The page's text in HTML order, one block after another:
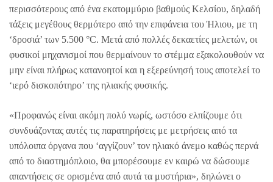
περισσότερους από ένα εκατομμύριο βαθμούς Κελσίου, δηλαδή
τάξεις μεγέθους θερμότερο από την επιφάνεια του Ήλιου, με τη
‘δροσιά’ των 5.500 °C. Μετά από πολλές δεκαετίες μελετών, οι
φυσικοί μηχανισμοί που θερμαίνουν το στέμμα εξακολουθούν να
μην είναι πλήρως κατανοητοί και η εξερεύνησή τους αποτελεί το
‘ιερό δισκοπότηρο’ της ηλιακής φυσικής.
«Προφανώς είναι ακόμη πολύ νωρίς, ωστόσο ελπίζουμε ότι
συνδυάζοντας αυτές τις παρατηρήσεις με μετρήσεις από τα
υπόλοιπα όργανα που ‘αγγίζουν’ τον ηλιακό άνεμο καθώς περνά
από το διαστημόπλοιο, θα μπορέσουμε εν καιρώ να δώσουμε
απαντήσεις σε ορισμένα από αυτά τα μυστήρια», δηλώνει ο